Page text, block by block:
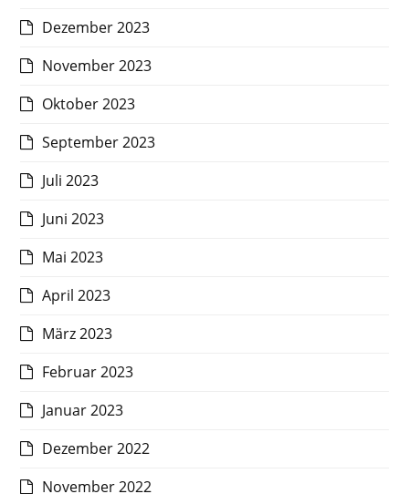
Dezember 2023
November 2023
Oktober 2023
September 2023
Juli 2023
Juni 2023
Mai 2023
April 2023
März 2023
Februar 2023
Januar 2023
Dezember 2022
November 2022